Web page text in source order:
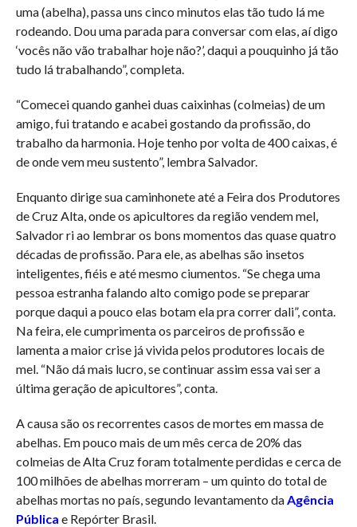
uma (abelha), passa uns cinco minutos elas tão tudo lá me
rodeando. Dou uma parada para conversar com elas, aí digo
‘vocês não vão trabalhar hoje não?’, daqui a pouquinho já tão
tudo lá trabalhando”, completa.
“Comecei quando ganhei duas caixinhas (colmeias) de um
amigo, fui tratando e acabei gostando da profissão, do
trabalho da harmonia. Hoje tenho por volta de 400 caixas, é
de onde vem meu sustento”, lembra Salvador.
Enquanto dirige sua caminhonete até a Feira dos Produtores
de Cruz Alta, onde os apicultores da região vendem mel,
Salvador ri ao lembrar os bons momentos das quase quatro
décadas de profissão. Para ele, as abelhas são insetos
inteligentes, fiéis e até mesmo ciumentos. “Se chega uma
pessoa estranha falando alto comigo pode se preparar
porque daqui a pouco elas botam ela pra correr dali”, conta.
Na feira, ele cumprimenta os parceiros de profissão e
lamenta a maior crise já vivida pelos produtores locais de
mel. “Não dá mais lucro, se continuar assim essa vai ser a
última geração de apicultores”, conta.
A causa são os recorrentes casos de mortes em massa de
abelhas. Em pouco mais de um mês cerca de 20% das
colmeias de Alta Cruz foram totalmente perdidas e cerca de
100 milhões de abelhas morreram – um quinto do total de
abelhas mortas no país, segundo levantamento daAgência
Pública e Repórter Brasil.